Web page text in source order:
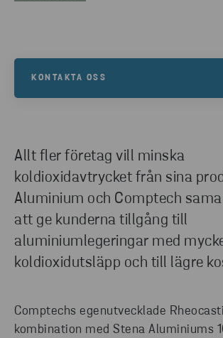
Allt fler företag vill minska
koldioxidavtrycket från sina
Aluminium och Comptech
att ge kunderna tillgång till
aluminiumlegeringar med
koldioxidutsläpp och till lägre
Comptechs egenutvecklade
kombination med Stena Aluminiums
KONTAKTA OSS
Finland, Polen, Schweiz, Tyskland, Italien
KONTAKTA OSS